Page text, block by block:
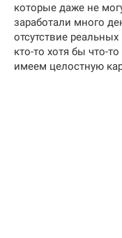
которые даже не
заработали много
отсутствие
кто-то хотя бы что-
имеем целостную